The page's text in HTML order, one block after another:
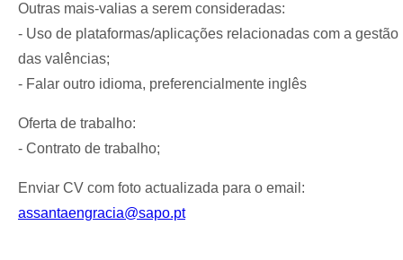
Outras mais-valias a serem consideradas:
- Uso de plataformas/aplicações relacionadas com a gestão
das valências;
- Falar outro idioma, preferencialmente inglês
Oferta de trabalho:
- Contrato de trabalho;
Enviar CV com foto actualizada para o email:
assantaengracia@sapo.pt